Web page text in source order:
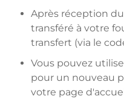
Après réception
transféré à votre
transfert (via le
Vous pouvez
pour un nouveau
votre page